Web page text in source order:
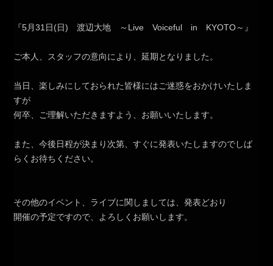
『5月31日(日) 渡辺大地 ～Live Voiceful in KYOTO～』
ご本人、スタッフの意向により、延期となりました。
当日、楽しみにしておられた皆様にはご迷惑をおかけいたしま
すが
何卒、ご理解いただきますよう、お願いいたします。
また、今後日程が決まり次第、すぐに発表いたしますのでしば
らくお待ちください。
その他のイベント、ライブに関しましては、発表どおり
開催の予定ですので、よろしくお願いします。